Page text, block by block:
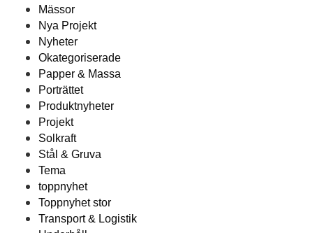
Mässor
Nya Projekt
Nyheter
Okategoriserade
Papper & Massa
Porträttet
Produktnyheter
Projekt
Solkraft
Stål & Gruva
Tema
toppnyhet
Toppnyhet stor
Transport & Logistik